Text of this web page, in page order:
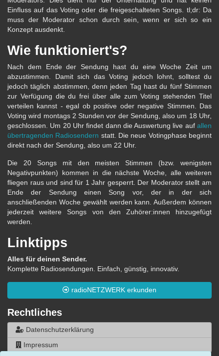
Einfluss auf das Voting oder die freigeschalteten Songs. tl;dr: Da
muss der Moderator schon durch sein, wenn er sich so ein
Konzept ausdenkt.
Wie funktioniert's?
Nach dem Ende der Sendung hast du eine Woche Zeit um
abzustimmen. Damit sich das Voting jedoch lohnt, solltest du
jedoch täglich abstimmen, denn jeden Tag hast du fünf Stimmen
zur Verfügung die du frei über alle zum Voting stehenden Titel
verteilen kannst - egal ob positive oder negative Stimmen. Das
Voting wird montags 2 Stunden vor der Sendung, also um 18 Uhr,
geschlossen. Um 20 Uhr findet dann die Auswertung live auf allen
übertragenden Radiosendern statt. Die neue Votingphase beginnt
direkt nach der Sendung, also um 22 Uhr.
Die 20 Songs mit den meisten Stimmen (bzw. wenigsten
Negativpunkten) kommen in die nächste Woche, alle weiteren
fliegen raus und sind für 1 Jahr gesperrt. Der Moderator stellt am
Ende der Sendung einen Song vor, der in der sich
anschließenden Woche gewählt werden kann. Außerdem können
jederzeit weitere Songs von den Zuhörer:innen hinzugefügt
werden.
Linktipps
Alles für deinen Sender.
Komplette Radiosendungen. Einfach, günstig, innovativ.
radioNETZWERK erkunden
Rechtliches
Datenschutzerklärung
Impressum